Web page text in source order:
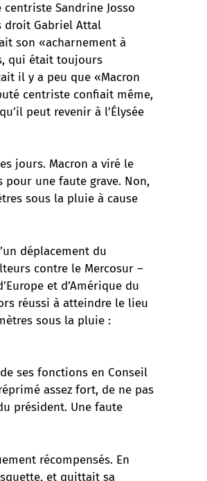
Sandrine Josso
droit Gabriel Attal
son «acharnement à
qui était toujours
il y a peu que «Macron
centriste confiait même,
peut revenir à l’Élysée
jours. Macron a viré le
pour une faute grave. Non,
sous la pluie à cause
déplacement du
contre le Mercosur –
et d’Amérique du
réussi à atteindre le lieu
sous la pluie :
ses fonctions en Conseil
assez fort, de ne pas
président. Une faute
récompensés. En
et quittait sa